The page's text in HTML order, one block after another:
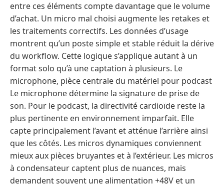
entre ces éléments compte davantage que le volume
d’achat. Un micro mal choisi augmente les retakes et
les traitements correctifs. Les données d’usage
montrent qu’un poste simple et stable réduit la dérive
du workflow. Cette logique s’applique autant à un
format solo qu’à une captation à plusieurs. Le
microphone, pièce centrale du matériel pour podcast
Le microphone détermine la signature de prise de
son. Pour le podcast, la directivité cardioïde reste la
plus pertinente en environnement imparfait. Elle
capte principalement l’avant et atténue l’arrière ainsi
que les côtés. Les micros dynamiques conviennent
mieux aux pièces bruyantes et à l’extérieur. Les micros
à condensateur captent plus de nuances, mais
demandent souvent une alimentation +48V et un